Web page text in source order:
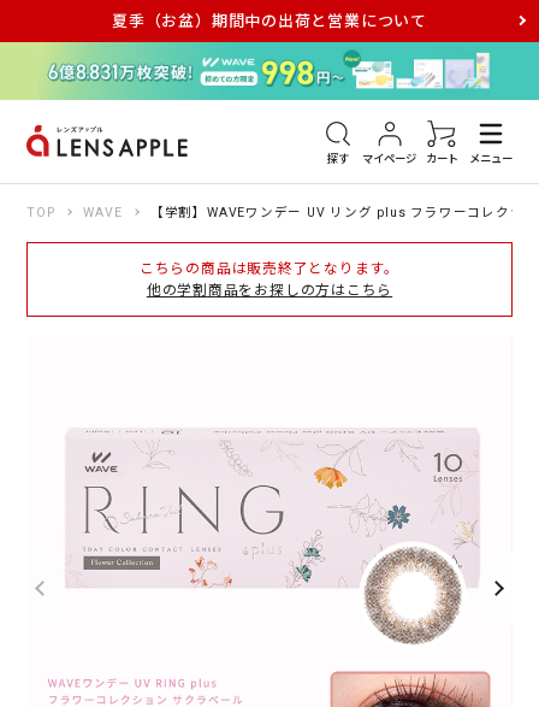
夏季（お盆）期間中の出荷と営業について
探す マイページ カート メニュー
アキュビュー メダリスト メガネ
TOP WAVE 【学割】WAVEワンデー UV リング plus フラワーコレクシ
こちらの商品は販売終了となります。
他の学割商品をお探しの方はこちら